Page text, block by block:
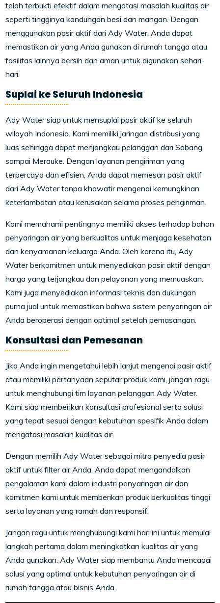
telah terbukti efektif dalam mengatasi masalah kualitas air
seperti tingginya kandungan besi dan mangan. Dengan
menggunakan pasir aktif dari Ady Water, Anda dapat
memastikan air yang Anda gunakan di rumah tangga atau
fasilitas lainnya bersih dan aman untuk digunakan sehari-
hari.
Suplai ke Seluruh Indonesia
Ady Water siap untuk mensuplai pasir aktif ke seluruh
wilayah Indonesia. Kami memiliki jaringan distribusi yang
luas sehingga dapat menjangkau pelanggan dari Sabang
sampai Merauke. Dengan layanan pengiriman yang
terpercaya dan efisien, Anda dapat memesan pasir aktif
dari Ady Water tanpa khawatir mengenai kemungkinan
keterlambatan atau kerusakan selama proses pengiriman.
Kami memahami pentingnya memiliki akses terhadap bahan
penyaringan air yang berkualitas untuk menjaga kesehatan
dan kenyamanan keluarga Anda. Oleh karena itu, Ady
Water berkomitmen untuk menyediakan pasir aktif dengan
harga yang terjangkau dan pelayanan yang memuaskan.
Kami juga menyediakan informasi teknis dan dukungan
purna jual untuk memastikan bahwa sistem penyaringan air
Anda beroperasi dengan optimal setelah pemasangan.
Konsultasi dan Pemesanan
Jika Anda ingin mengetahui lebih lanjut mengenai pasir aktif
atau memiliki pertanyaan seputar produk kami, jangan ragu
untuk menghubungi tim layanan pelanggan Ady Water.
Kami siap memberikan konsultasi profesional serta solusi
yang tepat sesuai dengan kebutuhan spesifik Anda dalam
mengatasi masalah kualitas air.
Dengan memilih Ady Water sebagai mitra penyedia pasir
aktif untuk filter air Anda, Anda dapat mengandalkan
pengalaman kami dalam industri penyaringan air dan
komitmen kami untuk memberikan produk berkualitas tinggi
serta layanan yang ramah dan responsif.
Jangan ragu untuk menghubungi kami hari ini untuk memulai
langkah pertama dalam meningkatkan kualitas air yang
Anda gunakan. Ady Water siap membantu Anda mencapai
solusi yang optimal untuk kebutuhan penyaringan air di
rumah tangga atau bisnis Anda.